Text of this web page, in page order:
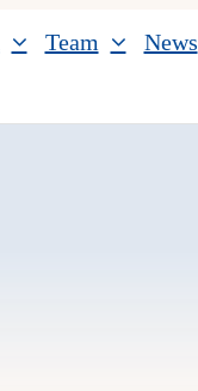
Team News